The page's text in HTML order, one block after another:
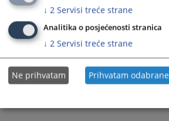
↓ 2 Servisi treće strane
Analitika o posjećenosti stranica
↓ 2 Servisi treće strane
Ne prihvatam Prihvatam odabrane